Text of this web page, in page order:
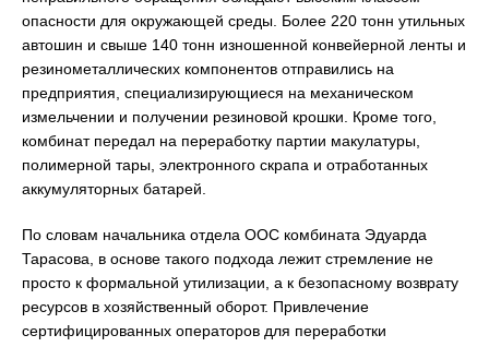
опасности для окружающей среды. Более 220 тонн утильных
автошин и свыше 140 тонн изношенной конвейерной ленты и
резинометаллических компонентов отправились на
предприятия, специализирующиеся на механическом
измельчении и получении резиновой крошки. Кроме того,
комбинат передал на переработку партии макулатуры,
полимерной тары, электронного скрапа и отработанных
аккумуляторных батарей.
По словам начальника отдела ООС комбината Эдуарда
Тарасова, в основе такого подхода лежит стремление не
просто к формальной утилизации, а к безопасному возврату
ресурсов в хозяйственный оборот. Привлечение
сертифицированных операторов для переработки